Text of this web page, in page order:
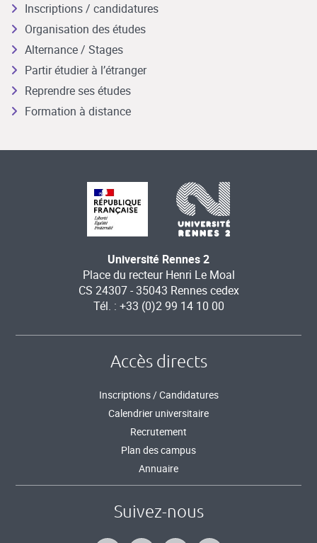
Inscriptions / candidatures
Organisation des études
Alternance / Stages
Partir étudier à l’étranger
Reprendre ses études
Formation à distance
Université Rennes 2
Place du recteur Henri Le Moal
CS 24307 - 35043 Rennes cedex
Tél. : +33 (0)2 99 14 10 00
Accès directs
Inscriptions / Candidatures
Calendrier universitaire
Recrutement
Plan des campus
Annuaire
Suivez-nous